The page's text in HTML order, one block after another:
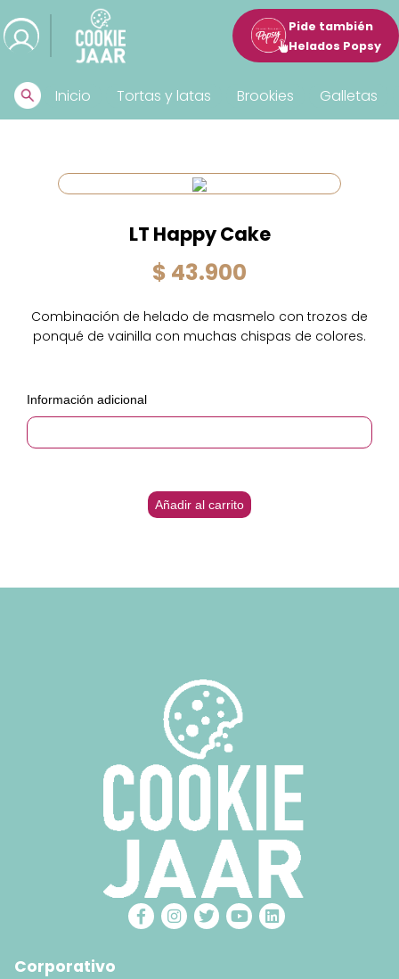
Pide también
Helados Popsy
Inicio Tortas y latas Brookies Galletas
LT Happy Cake
$ 43.900
Combinación de helado de masmelo con trozos de
ponqué de vainilla con muchas chispas de colores.
Información adicional
Añadir al carrito
Corporativo